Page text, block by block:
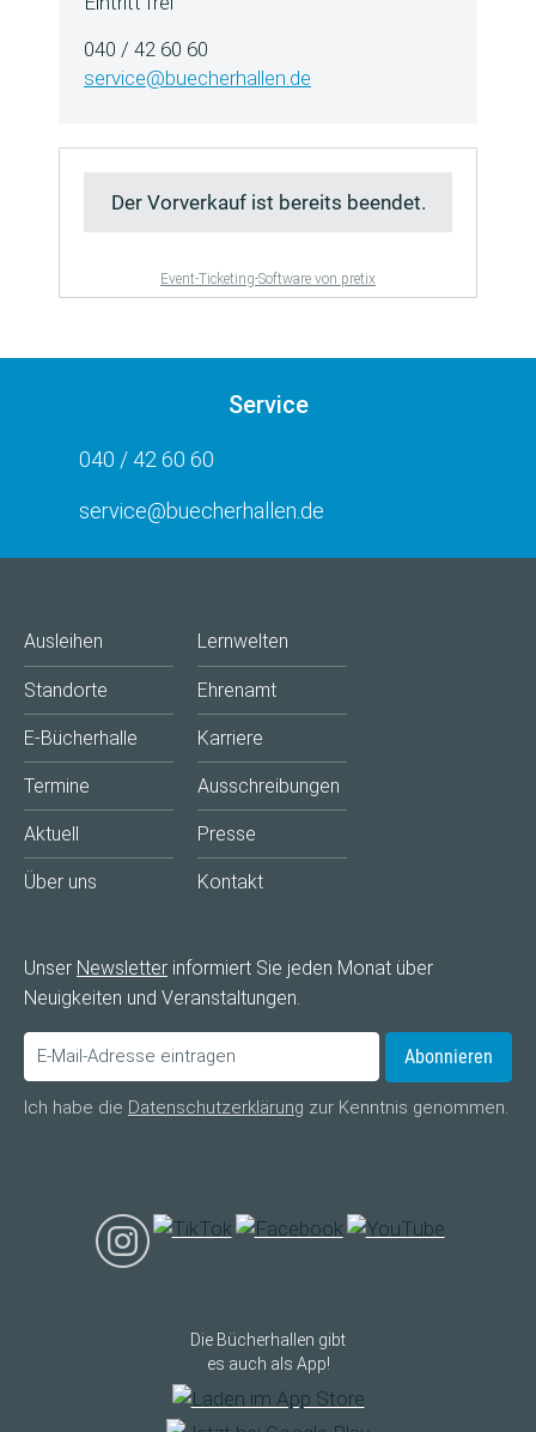
040 / 42 60 60
service@buecherhallen.de
Der Vorverkauf ist bereits beendet.
Event-Ticketing-Software von pretix
Service
040 / 42 60 60
service@buecherhallen.de
Ausleihen
Standorte
E-Bücherhalle
Termine
Aktuell
Über uns
Lernwelten
Ehrenamt
Karriere
Ausschreibungen
Presse
Kontakt
Unser Newsletter informiert Sie jeden Monat über
Neuigkeiten und Veranstaltungen.
Abonnieren
Ich habe die Datenschutzerklärung zur Kenntnis genommen.
Die Bücherhallen gibt
es auch als App!